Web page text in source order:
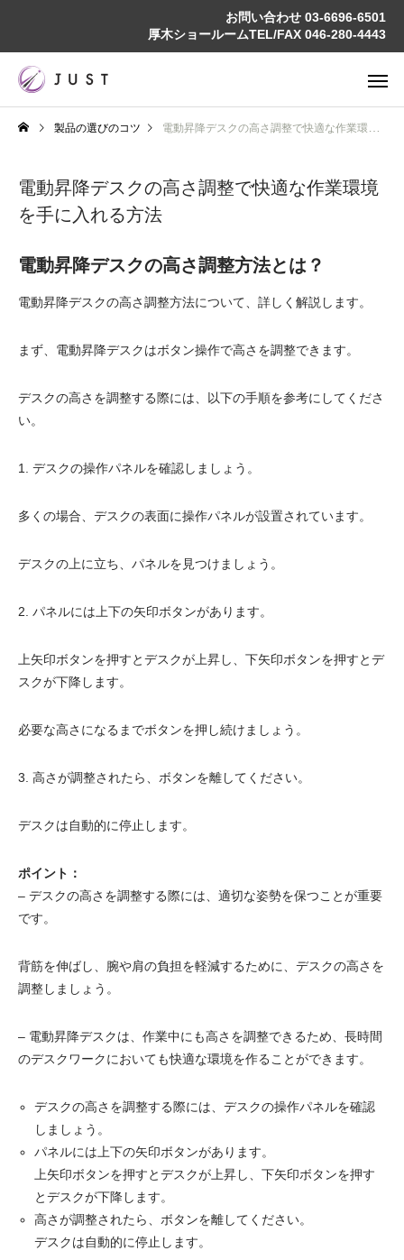
お問い合わせ 03-6696-6501
厚木ショールームTEL/FAX 046-280-4443
製品の選びのコツ 電動昇降デスクの高さ調整で快適な作業環境を手に入れる方法
電動昇降デスクの高さ調整で快適な作業環境
を手に入れる方法
電動昇降デスクの高さ調整方法とは？
電動昇降デスクの高さ調整方法について、詳しく解説します。
まず、電動昇降デスクはボタン操作で高さを調整できます。
デスクの高さを調整する際には、以下の手順を参考にしてくださ
い。
1. デスクの操作パネルを確認しましょう。
多くの場合、デスクの表面に操作パネルが設置されています。
デスクの上に立ち、パネルを見つけましょう。
2. パネルには上下の矢印ボタンがあります。
上矢印ボタンを押すとデスクが上昇し、下矢印ボタンを押すとデ
スクが下降します。
必要な高さになるまでボタンを押し続けましょう。
3. 高さが調整されたら、ボタンを離してください。
デスクは自動的に停止します。
ポイント：
– デスクの高さを調整する際には、適切な姿勢を保つことが重要
です。
背筋を伸ばし、腕や肩の負担を軽減するために、デスクの高さを
調整しましょう。
– 電動昇降デスクは、作業中にも高さを調整できるため、長時間
のデスクワークにおいても快適な環境を作ることができます。
デスクの高さを調整する際には、デスクの操作パネルを確認
しましょう。
パネルには上下の矢印ボタンがあります。
上矢印ボタンを押すとデスクが上昇し、下矢印ボタンを押す
とデスクが下降します。
高さが調整されたら、ボタンを離してください。
デスクは自動的に停止します。